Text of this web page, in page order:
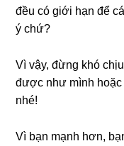
đều có giới hạn để
ý chứ?
Vì vậy, đừng khó
được như mình hoặc
nhé!
Vì bạn mạnh hơn,